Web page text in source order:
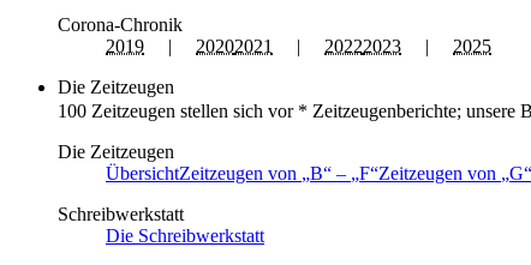
Corona-Chronik
2019 | 20202021 | 20222023 | 2025
Die Zeitzeugen
100 Zeitzeugen stellen sich vor * Zeitzeugenberichte; unsere
Die Zeitzeugen
ÜbersichtZeitzeugen von B – F Zeitzeugen von G
Schreibwerkstatt
Die Schreibwerkstatt